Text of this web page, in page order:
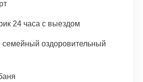
24 часа с выездом
оздоровительный